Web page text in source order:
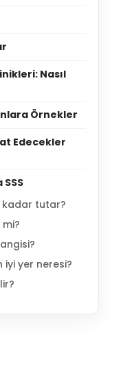
Nasıl
Örnekler
Edecekler
kadar tutar?
iyi yer neresi?